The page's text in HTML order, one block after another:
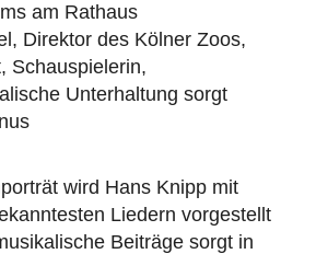
am Rathaus
Direktor des Kölner Zoos,
Schauspielerin,
Unterhaltung sorgt
wird Hans Knipp mit
Liedern vorgestellt
Beiträge sorgt in